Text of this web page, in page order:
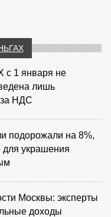
1 января не
лишь
НДС
подорожали на 8%,
для украшения
Москвы: эксперты
доходы